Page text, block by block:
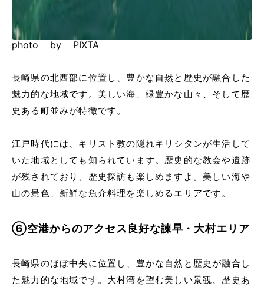
photo by PIXTA
長崎県の北西部に位置し、豊かな自然と歴史が融合した
魅力的な地域です。美しい海、緑豊かな山々、そして歴
史ある町並みが特徴です。
江戸時代には、キリスト教の隠れキリシタンが生活して
いた地域としても知られています。歴史的な教会や遺跡
が残されており、歴史探訪も楽しめますよ。美しい海や
山の景色、新鮮な魚介料理を楽しめるエリアです。
⑥空港からのアクセス良好な諫早・大村エリア
長崎県のほぼ中央に位置し、豊かな自然と歴史が融合し
た魅力的な地域です。大村湾を望む美しい景観、歴史あ